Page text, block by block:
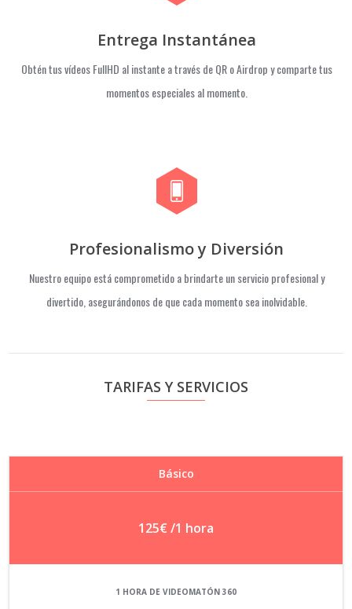
Entrega Instantánea
Obtén tus vídeos FullHD al instante a través de QR o Airdrop y comparte tus
momentos especiales al momento.
Profesionalismo y Diversión
Nuestro equipo está comprometido a brindarte un servicio profesional y
divertido, asegurándonos de que cada momento sea inolvidable.
TARIFAS Y SERVICIOS
Básico
125€ /1 hora
1 HORA DE VIDEOMATÓN 360